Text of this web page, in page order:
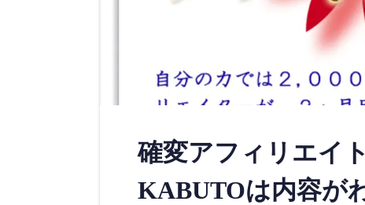
確変アフィリエイ
KABUTOは内容が